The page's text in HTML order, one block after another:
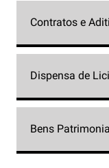
Contratos e
Dispensa de
Bens